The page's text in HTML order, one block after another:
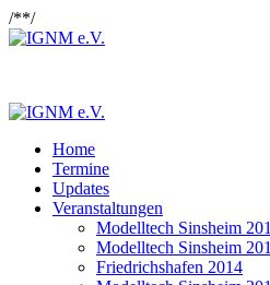
/**/
Home
Termine
Updates
Veranstaltungen
Modelltech Sinsheim
Modelltech Sinsheim
Friedrichshafen 2014